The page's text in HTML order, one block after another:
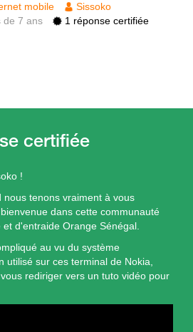
mobile
Sissoko
de 7 ans
1 réponse certifiée
!
nous tenons vraiment à vous
dans cette communauté
d'entraide Orange Sénégal.
au vu du système
utilisé sur ces terminal de Nokia,
rediriger vers un tuto vidéo pour